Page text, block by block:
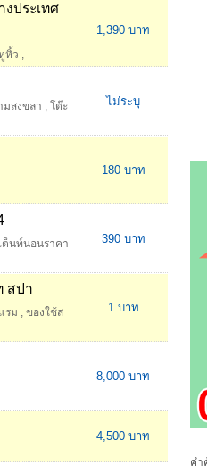
ประเทศ
หิ้ว ,
1,390 บาท
มสงขลา , โต๊ะ
ไม่ระบุ
180 บาท
เต็นท์นอนราคา
390 บาท
สปา
รม , ของใช้ส
1 บาท
8,000 บาท
4,500 บาท
คำ